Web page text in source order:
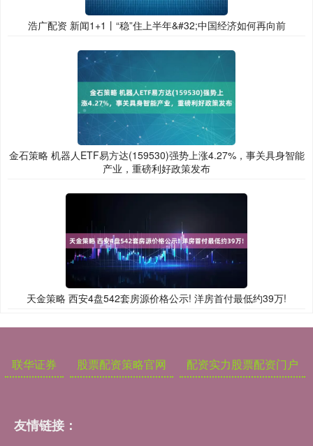
浩广配资 新闻1+1丨“稳”住上半年&#32;中国经济如何再向前
金石策略 机器人ETF易方达(159530)强势上涨4.27%，事关具身智能
产业，重磅利好政策发布
天金策略 西安4盘542套房源价格公示! 洋房首付最低约39万!
联华证券 股票配资策略官网 配资实力股票配资门户
友情链接：